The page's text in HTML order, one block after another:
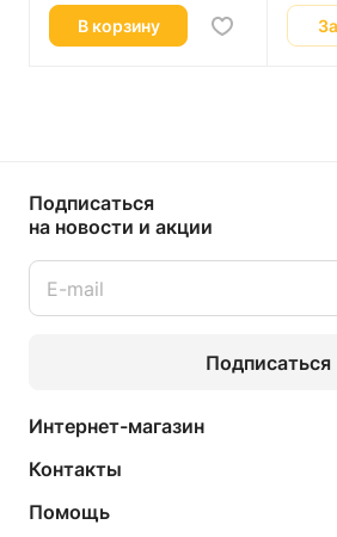
В корзину
Подписаться
на новости и акции
Подписаться
Интернет-магазин
Контакты
Помощь